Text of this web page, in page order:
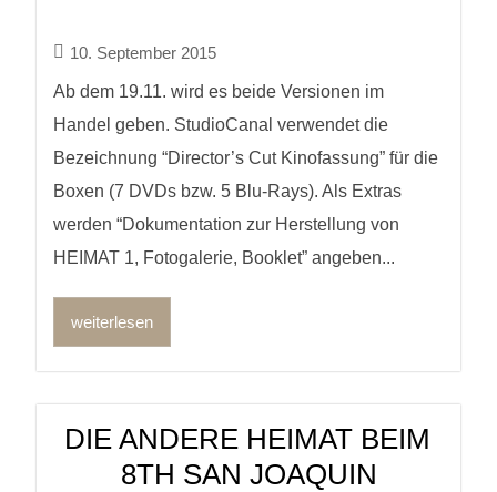
10. September 2015
Ab dem 19.11. wird es beide Versionen im
Handel geben. StudioCanal verwendet die
Bezeichnung “Director’s Cut Kinofassung” für die
Boxen (7 DVDs bzw. 5 Blu-Rays). Als Extras
werden “Dokumentation zur Herstellung von
HEIMAT 1, Fotogalerie, Booklet” angeben...
weiterlesen
DIE ANDERE HEIMAT BEIM
8TH SAN JOAQUIN